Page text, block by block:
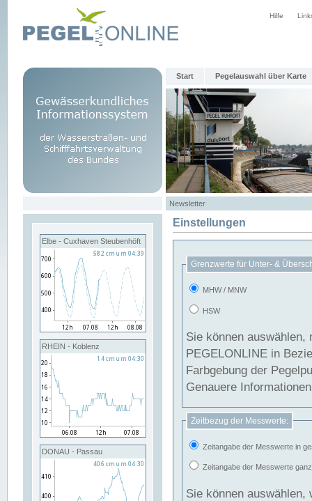
Hilfe
Start Pegelauswahl über Karte
Newsletter
Elbe - Cuxhaven Steubenhöft
RHEIN - Koblenz
DONAU - Passau
Einstellungen
Grenzwerte für Unter- &
MHW / MNW
HSW
Sie können
PEGELONLINE in Beziehung
Farbgebung der
Genauere
Zeitbezug der Messwerte:
Zeitangabe der Messwerte in
Zeitangabe der Messwerte
Sie können auswählen,